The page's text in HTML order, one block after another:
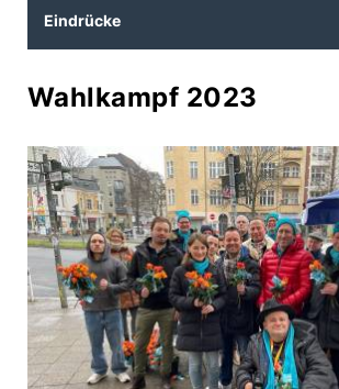
Eindrücke
Wahlkampf 2023